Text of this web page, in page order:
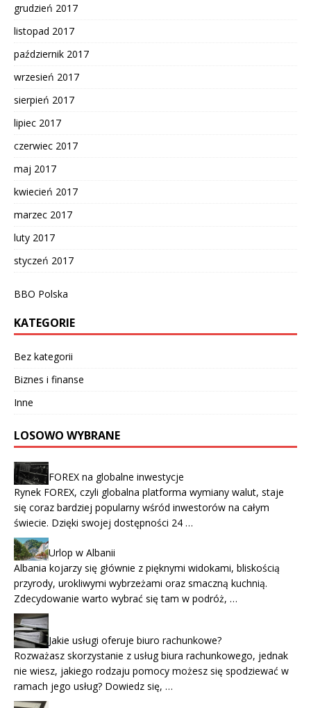
grudzień 2017
listopad 2017
październik 2017
wrzesień 2017
sierpień 2017
lipiec 2017
czerwiec 2017
maj 2017
kwiecień 2017
marzec 2017
luty 2017
styczeń 2017
BBO Polska
KATEGORIE
Bez kategorii
Biznes i finanse
Inne
LOSOWO WYBRANE
FOREX na globalne inwestycje
Rynek FOREX, czyli globalna platforma wymiany walut, staje
się coraz bardziej popularny wśród inwestorów na całym
świecie. Dzięki swojej dostępności 24 …
Urlop w Albanii
Albania kojarzy się głównie z pięknymi widokami, bliskością
przyrody, urokliwymi wybrzeżami oraz smaczną kuchnią.
Zdecydowanie warto wybrać się tam w podróż, …
Jakie usługi oferuje biuro rachunkowe?
Rozważasz skorzystanie z usług biura rachunkowego, jednak
nie wiesz, jakiego rodzaju pomocy możesz się spodziewać w
ramach jego usług? Dowiedz się, …